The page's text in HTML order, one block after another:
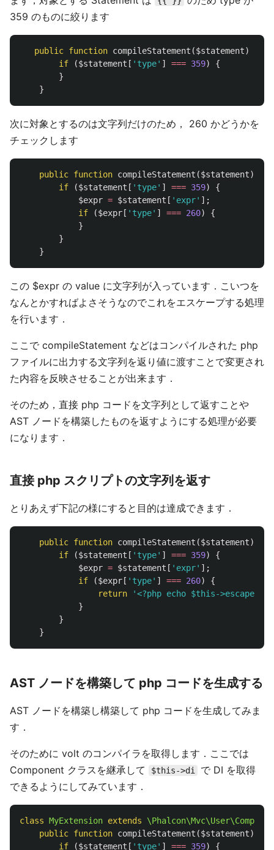
359 のものに絞ります
public function compileStatement ($statement)
if
($statement [ 'type' ] === 359)
{
}
}
次に対象とするのは文字列だけのため， 260 かどうかを
チェックします
public function compileStatement ($statement)
if
($statement [ 'type' ] === 359)
{
$expr = $statement [ 'expr' ];
if
($expr [ 'type' ] === 260)
{
}
}
}
この $expr の value に文字列が入っています．こいつを
なんとかすればよさそうなのでこれをエスケープする処理
を行います．
ここで compileStatement などはコンパイルされた php
ファイルに出力する文字列を返り値に渡すことで変更され
た内容を反映させることが出来ます．
そのため，直接 php コードを文字列として返すことや
AST ノードを構築したものを返すようにする処理が必要
になります．
直接 php スクリプトの文字列を返す
とりあえず下記の様にすると目的は達成できます．
public function compileStatement ($statement)
if
($statement [ 'type' ] === 359)
{
$expr = $statement [ 'expr' ];
if
($expr [ 'type' ] === 260)
{
return
'<?php echo $this->escaper-
}
}
}
AST ノードを構築して php コードを生成する
AST ノードを構築し構築して php コードを生成してみま
す．
そのために volt のコンパイラを取得します．ここでは
Component クラスを継承して
$this->di
で DI を取得
できるようにしてみています．
class MyExtension extends
public function compileStatement ($statement)
if
($statement [ 'type' ] === 359)
{